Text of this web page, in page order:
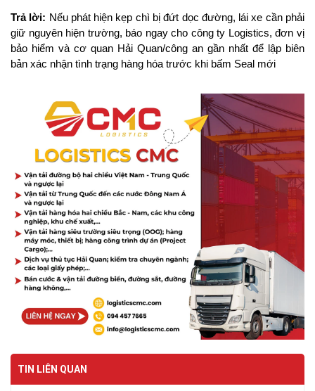
Trả lời: Nếu phát hiện kẹp chì bị đứt dọc đường, lái xe cần phải
giữ nguyên hiện trường, báo ngay cho công ty Logistics, đơn vị
bảo hiểm và cơ quan Hải Quan/công an gần nhất để lập biên
bản xác nhận tình trạng hàng hóa trước khi bấm Seal mới
TIN LIÊN QUAN